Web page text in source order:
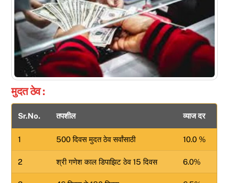
मुदत ठेव :
Sr.No. तपशील व्याज दर
1 500 दिवस मुदत ठेव सर्वांसाठी 10.0 %
2 श्री गणेश काल डिपाझिट ठेव 15 दिवस 6.0%